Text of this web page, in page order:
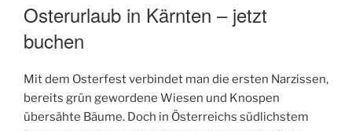
Osterurlaub in Kärnten – jetzt
buchen
Mit dem Osterfest verbindet man die ersten Narzissen,
bereits grün gewordene Wiesen und Knospen
übersähte Bäume. Doch in Österreichs südlichstem